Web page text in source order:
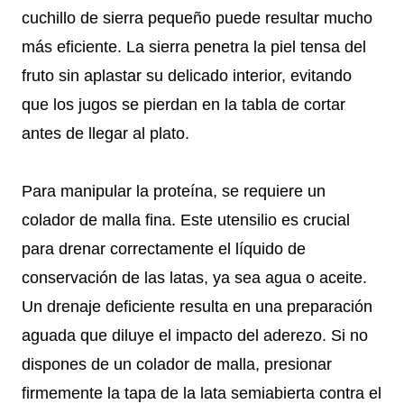
cuchillo de sierra pequeño puede resultar mucho
más eficiente. La sierra penetra la piel tensa del
fruto sin aplastar su delicado interior, evitando
que los jugos se pierdan en la tabla de cortar
antes de llegar al plato.
Para manipular la proteína, se requiere un
colador de malla fina. Este utensilio es crucial
para drenar correctamente el líquido de
conservación de las latas, ya sea agua o aceite.
Un drenaje deficiente resulta en una preparación
aguada que diluye el impacto del aderezo. Si no
dispones de un colador de malla, presionar
firmemente la tapa de la lata semiabierta contra el